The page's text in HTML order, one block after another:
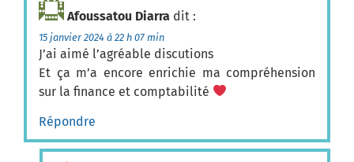
Afoussatou Diarra dit :
15 janvier 2024 à 22 h 07 min
J’ai aimé l’agréable discutions
Et ça m’a encore enrichie ma compréhension
sur la finance et comptabilité
Répondre